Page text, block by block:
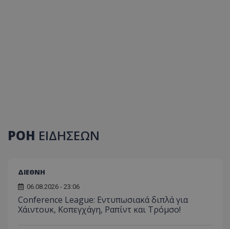
ΡΟΗ ΕΙΔΗΣΕΩΝ
ΔΙΕΘΝΗ
06.08.2026 - 23:06
Conference League: Εντυπωσιακά διπλά για
Χάιντουκ, Κοπεγχάγη, Ραπίντ και Τρόμσο!